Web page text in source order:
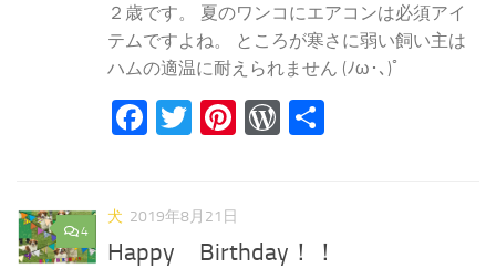
２歳です。 夏のワンコにエアコンは必須アイ
テムですよね。 ところが寒さに弱い飼い主は
ハムの適温に耐えられません (ﾉω･､)ﾟ
Facebook
Twitter
Pinterest
WordPress
4
犬 2019年8月21日
Happy Birthday！！